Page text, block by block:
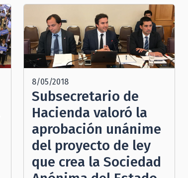
8/05/2018
Subsecretario de
Hacienda valoró la
aprobación unánime
del proyecto de ley
que crea la Sociedad